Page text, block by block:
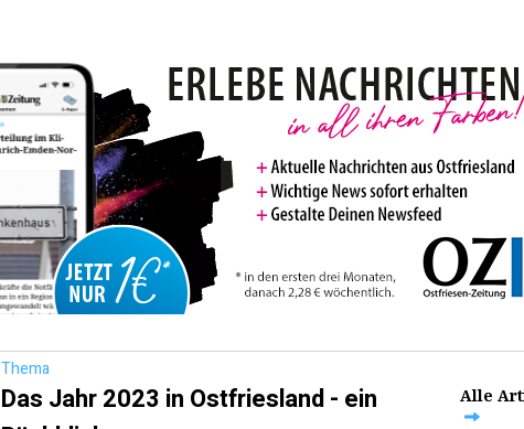
Thema
Das Jahr 2023 in Ostfriesland - ein
Alle